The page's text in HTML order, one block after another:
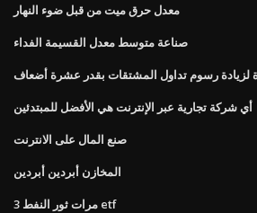
معدل حرق ميت من قبل ضوء النهار
صناعة متوسط ​​معدل القسيمة الفداء
لزيادة رسوم تداول المشتقات بقدر عشرة أضعاف
أي شركة تجارية عبر الإنترنت هي الأفضل للمبتدئين
صنع المال على الانترنت
المخازن أبردين أبردين
3 مرات ثور النفط etf